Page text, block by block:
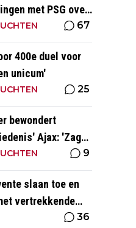
met PSG over
67
400e duel voor
unicum'
25
bewondert
Ajax: 'Zag
scoren'
9
slaan toe en
vertrekkende
36